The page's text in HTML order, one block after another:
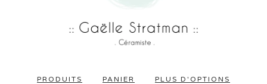
PRODUITS PANIER PLUS D'OPTIONS